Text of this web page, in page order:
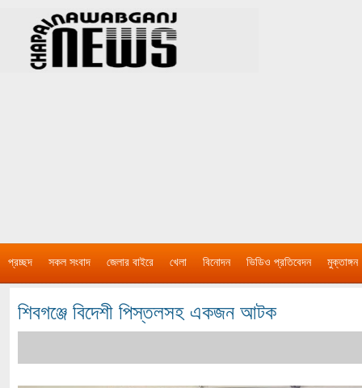
প্রচ্ছদ সকল সংবাদ জেলার বাইরে খেলা বিনোদন ভিডিও প্রতিবেদন মুক্তাঙ্গন
শিবগঞ্জে বিদেশী পিস্তলসহ একজন আটক